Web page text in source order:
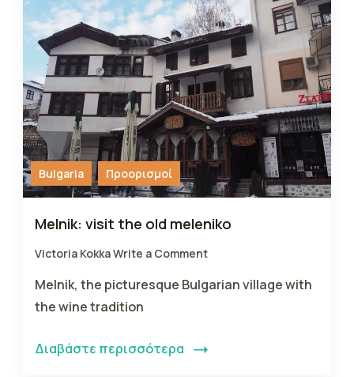
Bulgaria Προορισμοί
Melnik: visit the old meleniko
Victoria KokkaWrite a Comment
Melnik, the picturesque Bulgarian village with
the wine tradition
Διαβάστε περισσότερα